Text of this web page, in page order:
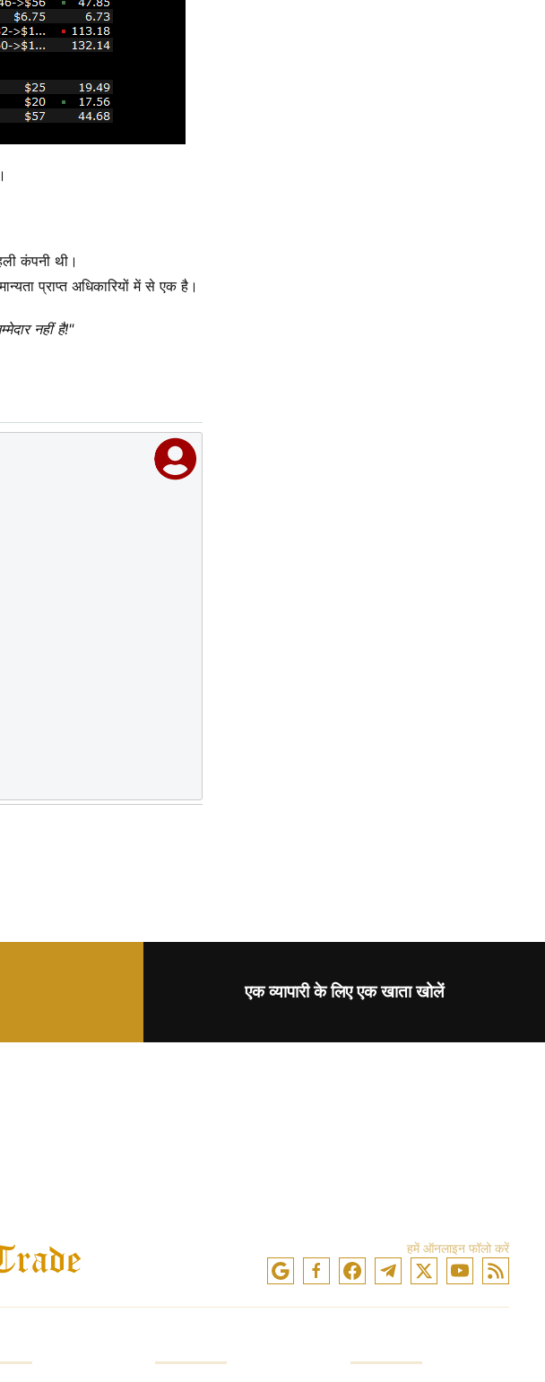
कंपनी थी।
प्राप्त अधिकारियों में से एक है।
नहीं है!"
एक व्यापारी के लिए एक खाता खोलें
हमें ऑनलाइन फॉलो करें